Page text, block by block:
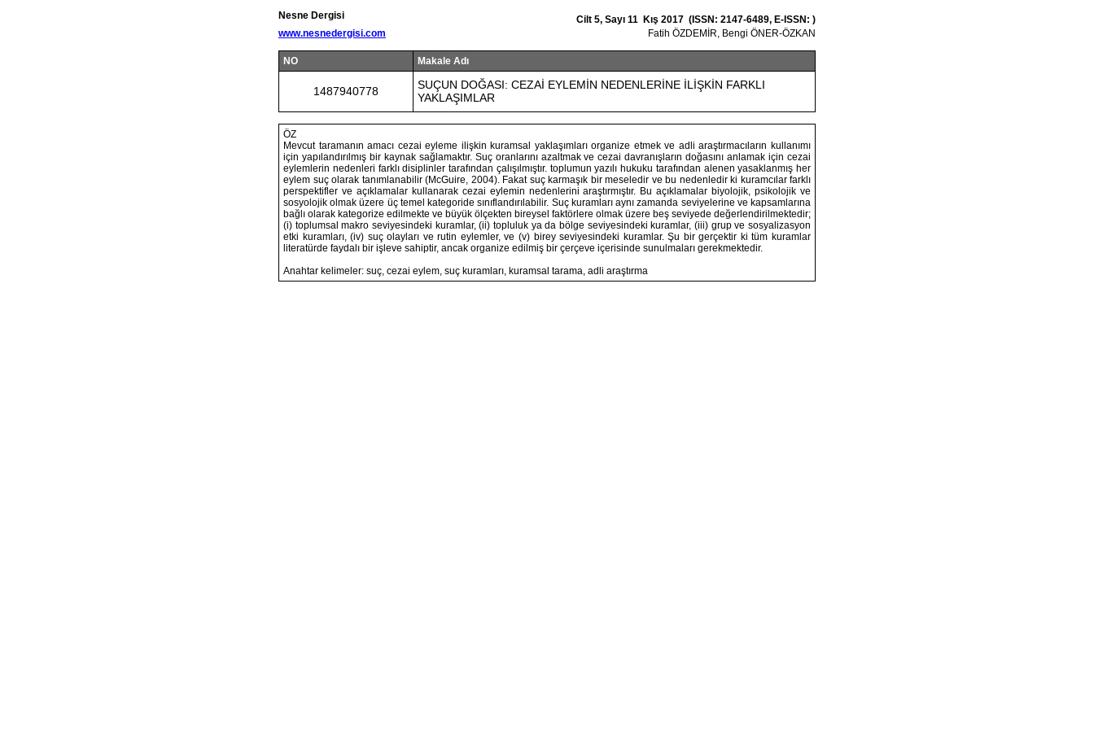
Nesne Dergisi
www.nesnedergisi.com
Cilt 5, Sayı 11 Kış 2017 (ISSN: 2147-6489, E-ISSN: )
Fatih ÖZDEMİR, Bengi ÖNER-ÖZKAN
NO Makale Adı
1487940778
SUÇUN DOĞASI: CEZAİ EYLEMİN NEDENLERİNE İLİŞKİN FARKLI
YAKLAŞIMLAR
ÖZ
Mevcut taramanın amacı cezai eyleme ilişkin kuramsal yaklaşımları organize etmek ve adli araştırmacıların kullanımı
için yapılandırılmış bir kaynak sağlamaktır. Suç oranlarını azaltmak ve cezai davranışların doğasını anlamak için cezai
eylemlerin nedenleri farklı disiplinler tarafından çalışılmıştır. toplumun yazılı hukuku tarafından alenen yasaklanmış her
eylem suç olarak tanımlanabilir (McGuire, 2004). Fakat suç karmaşık bir meseledir ve bu nedenledir ki kuramcılar farklı
perspektifler ve açıklamalar kullanarak cezai eylemin nedenlerini araştırmıştır. Bu açıklamalar biyolojik, psikolojik ve
sosyolojik olmak üzere üç temel kategoride sınıflandırılabilir. Suç kuramları aynı zamanda seviyelerine ve kapsamlarına
bağlı olarak kategorize edilmekte ve büyük ölçekten bireysel faktörlere olmak üzere beş seviyede değerlendirilmektedir;
(i) toplumsal makro seviyesindeki kuramlar, (ii) topluluk ya da bölge seviyesindeki kuramlar, (iii) grup ve sosyalizasyon
etki kuramları, (iv) suç olayları ve rutin eylemler, ve (v) birey seviyesindeki kuramlar. Şu bir gerçektir ki tüm kuramlar
literatürde faydalı bir işleve sahiptir, ancak organize edilmiş bir çerçeve içerisinde sunulmaları gerekmektedir.
Anahtar kelimeler: suç, cezai eylem, suç kuramları, kuramsal tarama, adli araştırma